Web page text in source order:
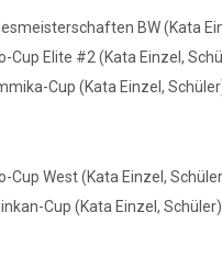
BW (Kata
Cup Elite #2 (Kata Einzel,
Cup (Kata Einzel,
Cup West (Kata Einzel,
Cup (Kata Einzel, Schüler)